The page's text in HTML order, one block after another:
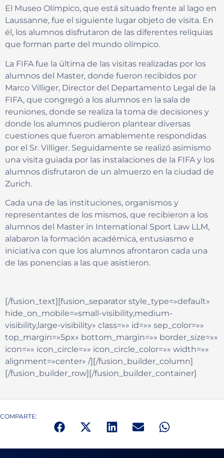
El Museo Olímpico, que está situado frente al lago en
Laussanne, fue el siguiente lugar objeto de visita. En
él, los alumnos disfrutaron de las diferentes reliquias
que forman parte del mundo olímpico.
La FIFA fue la última de las visitas realizadas por los
alumnos del Master, donde fueron recibidos por
Marco Villiger, Director del Departamento Legal de la
FIFA, que congregó a los alumnos en la sala de
reuniones, donde se realiza la toma de decisiones y
donde los alumnos pudieron plantear diversas
cuestiones que fueron amablemente respondidas
por el Sr. Villiger. Seguidamente se realizó asimismo
una visita guiada por las instalaciones de la FIFA y los
alumnos disfrutaron de un almuerzo en la ciudad de
Zurich.
Cada una de las instituciones, organismos y
representantes de los mismos, que recibieron a los
alumnos del Master in International Sport Law LLM,
alabaron la formación académica, entusiasmo e
iniciativa con que los alumnos afrontaron cada una
de las ponencias a las que asistieron.
[/fusion_text][fusion_separator style_type=»default»
hide_on_mobile=»small-visibility,medium-
visibility,large-visibility» class=»» id=»» sep_color=»»
top_margin=»5px» bottom_margin=»» border_size=»»
icon=»» icon_circle=»» icon_circle_color=»» width=»»
alignment=»center» /][/fusion_builder_column]
[/fusion_builder_row][/fusion_builder_container]
COMPARTE: